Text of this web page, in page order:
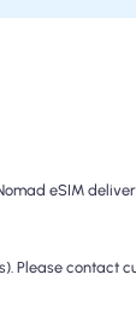
eSIM
Please contact